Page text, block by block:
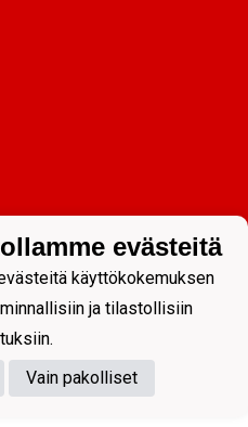
evästeitä
käyttökokemuksen
ja tilastollisiin
Vain pakolliset